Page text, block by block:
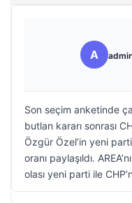
A
Son seçim anketinde
butlan kararı sonrası
Özgür Özel’in yeni
oranı paylaşıldı.
olası yeni parti ile